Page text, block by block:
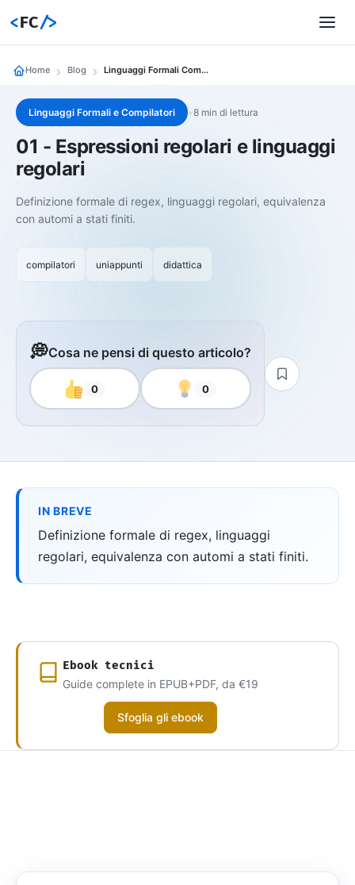
<FC/>
Home Blog Linguaggi Formali Compilatori 01 01 Espressioni Regolari E Linguaggi Regolari
Linguaggi Formali e Compilatori •8 min di lettura
01 - Espressioni regolari e linguaggi
regolari
Definizione formale di regex, linguaggi regolari, equivalenza
con automi a stati finiti.
compilatori uniappunti didattica
💭Cosa ne pensi di questo articolo?
0 0
IN BREVE
Definizione formale di regex, linguaggi
regolari, equivalenza con automi a stati finiti.
Ebook tecnici
Guide complete in EPUB+PDF, da €19
Sfoglia gli ebook